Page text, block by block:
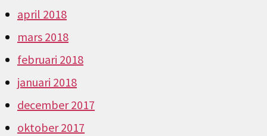
april 2018
mars 2018
februari 2018
januari 2018
december 2017
oktober 2017